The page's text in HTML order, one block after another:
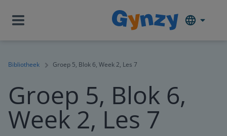
Bibliotheek Groep 5, Blok 6, Week 2, Les 7
Groep 5, Blok 6,
Week 2, Les 7